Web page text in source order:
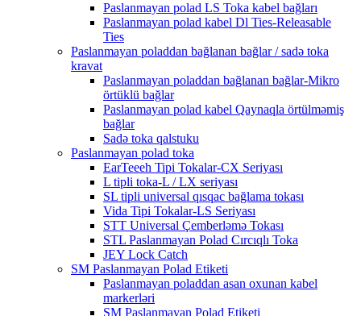
Paslanmayan polad LS Toka kabel bağları
Paslanmayan polad kabel Dl Ties-Releasable
Ties
Paslanmayan poladdan bağlanan bağlar / sadə toka
kravat
Paslanmayan poladdan bağlanan bağlar-Mikro
örtüklü bağlar
Paslanmayan polad kabel Qaynaqla örtülməmiş
bağlar
Sadə toka qalstuku
Paslanmayan polad toka
EarTeeeh Tipi Tokalar-CX Seriyası
L tipli toka-L / LX seriyası
SL tipli universal qısqac bağlama tokası
Vida Tipi Tokalar-LS Seriyası
STT Universal Çemberləmə Tokası
STL Paslanmayan Polad Cırcıqlı Toka
JEY Lock Catch
SM Paslanmayan Polad Etiketi
Paslanmayan poladdan asan oxunan kabel
markerləri
SM Paslanmayan Polad Etiketi